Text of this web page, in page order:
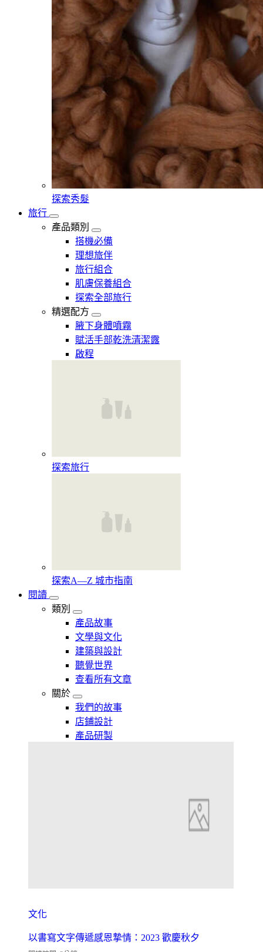
探索秀髮
旅行
產品類別
搭機必備
理想旅伴
旅行組合
肌膚保養組合
探索全部旅行
精選配方
腋下身體噴霧
賦活手部乾洗清潔露
啟程
探索旅行
探索A—Z 城市指南
閱讀
類別
產品故事
文學與文化
建築與設計
聽覺世界
查看所有文章
關於
我們的故事
店鋪設計
產品研製
文化
以書寫文字傳遞感恩摯情：2023 歡慶秋夕